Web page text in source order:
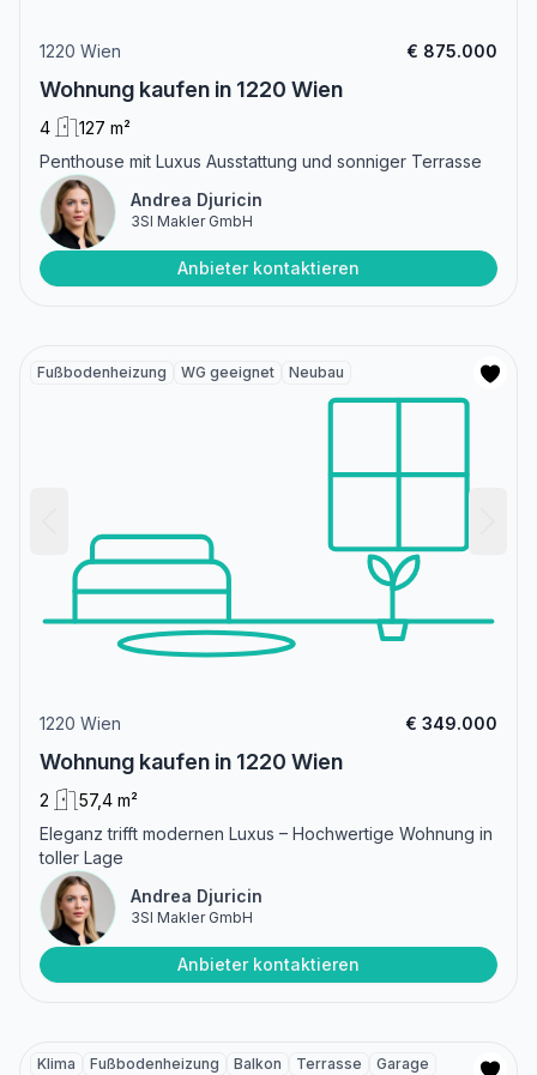
1220 Wien € 875.000
Wohnung kaufen in 1220 Wien
4
127 m²
Penthouse mit Luxus Ausstattung und sonniger Terrasse
Andrea Djuricin
3SI Makler GmbH
Anbieter kontaktieren
Fußbodenheizung WG geeignet Neubau
1220 Wien € 349.000
Wohnung kaufen in 1220 Wien
2
57,4 m²
Eleganz trifft modernen Luxus – Hochwertige Wohnung in
toller Lage
Andrea Djuricin
3SI Makler GmbH
Anbieter kontaktieren
Klima Fußbodenheizung Balkon Terrasse
Garage